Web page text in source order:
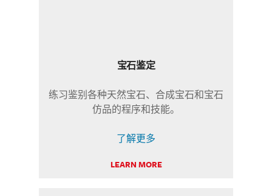
宝石鉴定
练习鉴别各种天然宝石、合成宝石和宝石
仿品的程序和技能。
了解更多
LEARN MORE